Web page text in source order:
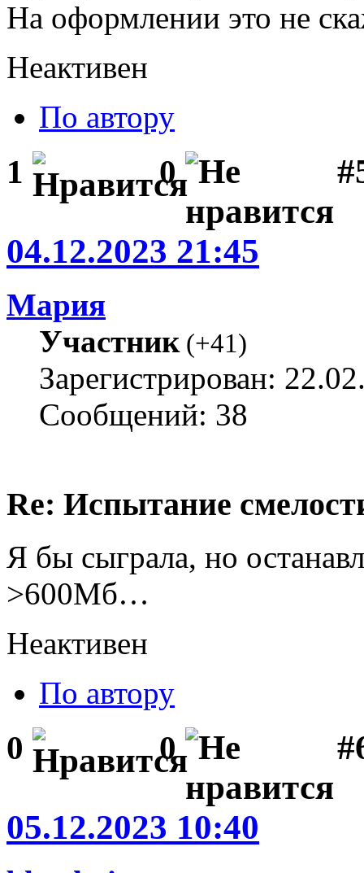
На оформлении это не
Неактивен
По автору
1 0
04.12.2023 21:45
Мария
Участник(+41)
Зарегистрирован:
Сообщений: 38
Re: Испытание
Я бы сыграла, но
>600Мб…
Неактивен
По автору
0 0
05.12.2023 10:40